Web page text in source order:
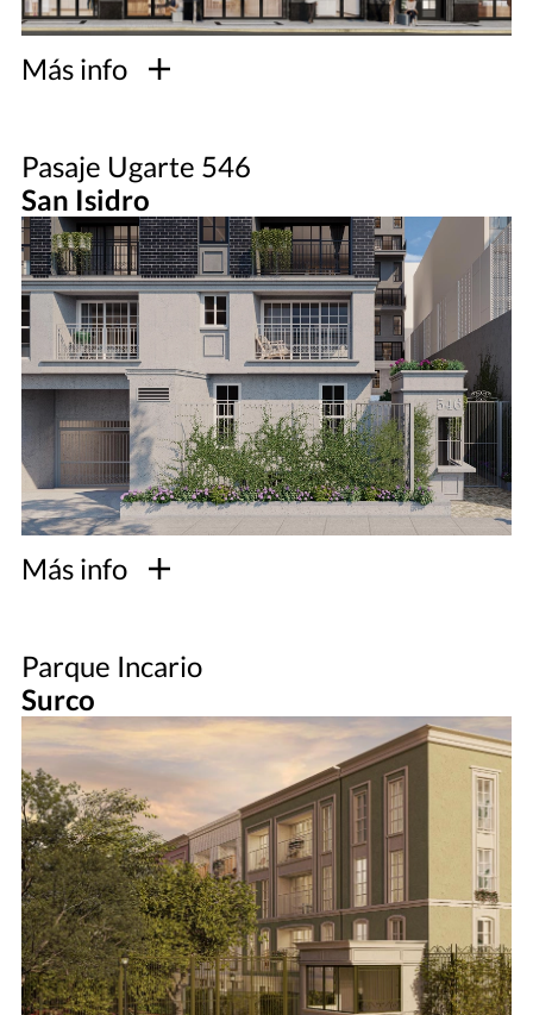
Más info
Pasaje Ugarte 546
San Isidro
Más info
Parque Incario
Surco